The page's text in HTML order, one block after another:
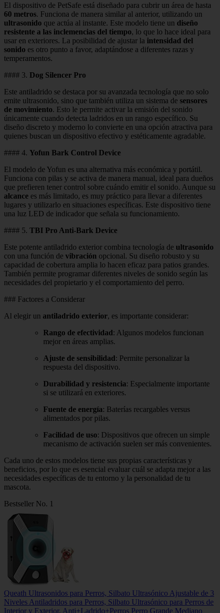
El dispositivo de PetSafe está diseñado para cubrir un área de hasta
60 metros. Funciona de manera similar al anterior, utilizando un
ultrasonido que actúa al instante. Este modelo tiene un diseño
resistente a las inclemencias del tiempo, lo que lo hace ideal para
usar en exteriores. La posibilidad de ajustar la intensidad del
sonido es otro punto a favor, adaptándose a diferentes razas y
temperamentos.
#### 3. Dog Silencer Pro
Este antiladrido se destaca por su avanzada tecnología que no solo
emite ultrasonido, sino que también utiliza un sistema de sensores
de movimiento. Esto le permite activar la emisión del sonido
únicamente cuando detecta ladridos en un rango específico. Su
diseño discreto y moderno lo convierte en una opción atractiva para
quienes buscan un dispositivo efectivo y estéticamente agradable.
#### 4. Yofun Bark Control Device
El modelo de Yofun es una alternativa más económica y portátil.
Funciona con pilas y se activa de manera manual, ideal para dueños
que prefieren tener control sobre cuándo emitir el sonido. Aunque su
alcance es más limitado, es muy práctico para llevar a diferentes
lugares y utilizarlo en situaciones específicas. Este dispositivo tiene
una luz LED de indicador que señala su funcionamiento.
#### 5. TBI Pro Anti-Bark Device
Este potente antiladrido exterior combina tecnología de ultrasonido
con una función de vibración opcional. Su diseño robusto y su
capacidad de cobertura amplia lo hacen eficaz para patios grandes.
También permite programar diferentes niveles de sonido según las
necesidades del propietario y el comportamiento del perro.
### Factores a Considerar
Al elegir un antiladrido exterior, es importante considerar:
Rango de efectividad: Algunos modelos funcionan
mejor en áreas amplias.
Ajuste de sensibilidad: Permite personalizar la
respuesta del dispositivo.
Durabilidad y resistencia: Especialmente importante
si se utilizará en exteriores.
Fuente de energía: Baterías recargables versus
alimentados por pilas.
Facilidad de uso: Dispositivos que ofrecen un simple
mecanismo de activación suelen ser más convenientes.
Cada uno de estos modelos tiene sus propias características y
beneficios, por lo que es esencial evaluar cuál se adapta mejor a las
necesidades específicas de tu entorno y la personalidad de tu
mascota.
Bestseller No. 1
Queath Ultrasonidos para Perros, Silbato Ultrasónico Ajustable de 3
Niveles Antiladridos para Perros, Silbato Ultrasónico para Perros de
Interior y Exterior, Anti+Ladrido+Perros Perro Grande Mediano